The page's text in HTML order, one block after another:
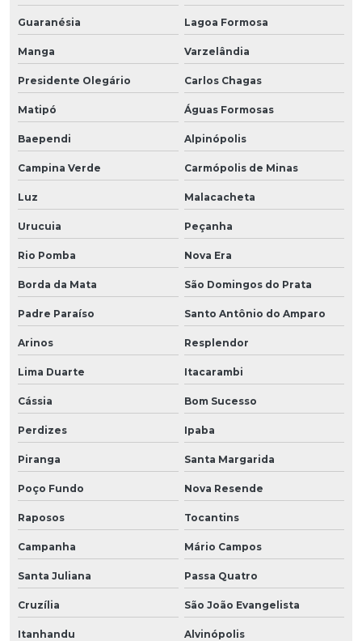
Guaranésia Lagoa Formosa
Manga Varzelândia
Presidente Olegário Carlos Chagas
Matipó Águas Formosas
Baependi Alpinópolis
Campina Verde Carmópolis de Minas
Luz Malacacheta
Urucuia Peçanha
Rio Pomba Nova Era
Borda da Mata São Domingos do Prata
Padre Paraíso Santo Antônio do Amparo
Arinos Resplendor
Lima Duarte Itacarambi
Cássia Bom Sucesso
Perdizes Ipaba
Piranga Santa Margarida
Poço Fundo Nova Resende
Raposos Tocantins
Campanha Mário Campos
Santa Juliana Passa Quatro
Cruzília São João Evangelista
Itanhandu Alvinópolis